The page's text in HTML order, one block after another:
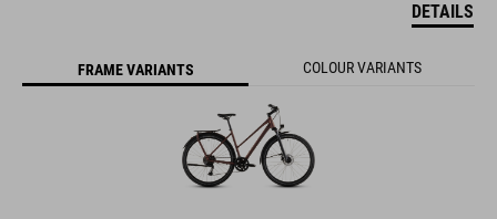
DETAILS
FRAME VARIANTS COLOUR VARIANTS